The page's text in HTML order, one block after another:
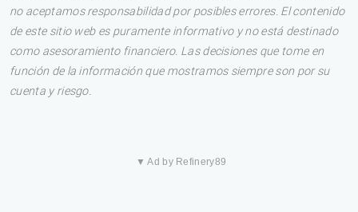
no aceptamos responsabilidad por posibles errores. El contenido
de este sitio web es puramente informativo y no está destinado
como asesoramiento financiero. Las decisiones que tome en
función de la información que mostramos siempre son por su
cuenta y riesgo.
▼ Ad by Refinery89